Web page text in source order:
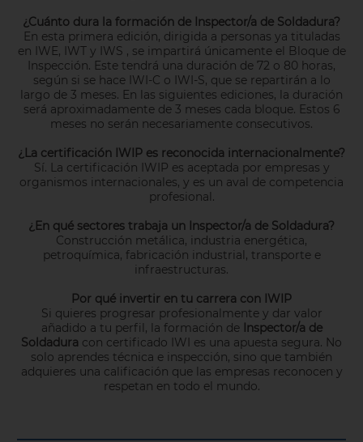
¿Cuánto dura la formación de Inspector/a de Soldadura?
En esta primera edición, dirigida a personas ya tituladas
en IWE, IWT y IWS , se impartirá únicamente el Bloque de
Inspección. Este tendrá una duración de 72 o 80 horas,
según si se hace IWI-C o IWI-S, que se repartirán a lo
largo de 3 meses. En las siguientes ediciones, la duración
será aproximadamente de 3 meses cada bloque. Estos 6
meses no serán necesariamente consecutivos.
¿La certificación IWIP es reconocida internacionalmente?
Sí. La certificación IWIP es aceptada por empresas y
organismos internacionales, y es un aval de competencia
profesional.
¿En qué sectores trabaja un Inspector/a de Soldadura?
Construcción metálica, industria energética,
petroquímica, fabricación industrial, transporte e
infraestructuras.
Por qué invertir en tu carrera con IWIP
Si quieres progresar profesionalmente y dar valor
añadido a tu perfil, la formación de Inspector/a de
Soldadura con certificado IWI es una apuesta segura. No
solo aprendes técnica e inspección, sino que también
adquieres una calificación que las empresas reconocen y
respetan en todo el mundo.